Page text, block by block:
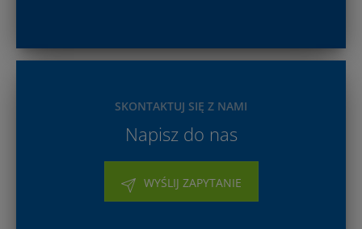
SKONTAKTUJ SIĘ Z NAMI
Napisz do nas
WYŚLIJ ZAPYTANIE